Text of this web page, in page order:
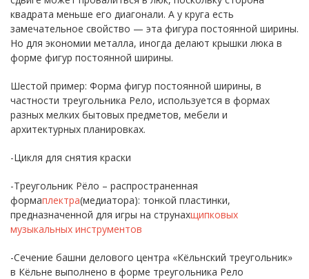
квадрата меньше его диагонали. А у круга есть
замечательное свойство — эта фигура постоянной ширины.
Но для экономии металла, иногда делают крышки люка в
форме фигур постоянной ширины.
Шестой пример: Форма фигур постоянной ширины, в
частности треугольника Рело, используется в формах
разных мелких бытовых предметов, мебели и
архитектурных планировках.
-Цикля для снятия краски
-Треугольник Рёло – распространенная
формаплектра(медиатора): тонкой пластинки,
предназначенной для игры на струнахщипковых
музыкальных инструментов
-Сечение башни делового центра «Кёльнский треугольник»
в Кёльне выполнено в форме треугольника Рело